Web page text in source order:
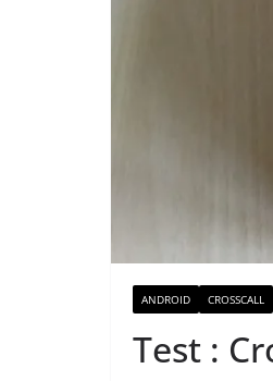
ANDROID CROSSCALL
Test :